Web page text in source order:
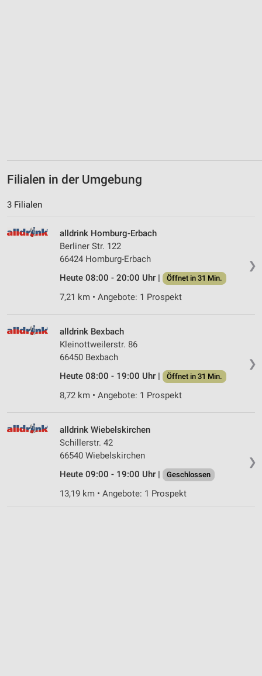
Filialen in der Umgebung
3 Filialen
❯
alldrink Homburg-Erbach
Berliner Str. 122
66424 Homburg-Erbach
Heute 08:00 - 20:00 Uhr |
Öffnet in 31 Min.
7,21 km • Angebote: 1 Prospekt
❯
alldrink Bexbach
Kleinottweilerstr. 86
66450 Bexbach
Heute 08:00 - 19:00 Uhr |
Öffnet in 31 Min.
8,72 km • Angebote: 1 Prospekt
❯
alldrink Wiebelskirchen
Schillerstr. 42
66540 Wiebelskirchen
Heute 09:00 - 19:00 Uhr |
Geschlossen
13,19 km • Angebote: 1 Prospekt
Kombinationen von Daten aus verschiedenen
Quellen
Entwicklung und Verbesserung der Angebote
Verwendung reduzierter Daten zur Auswahl von
Geräte anhand von aktiv angeforderten
Informationen identifizieren
Nicht-IAB-Verarbeitungszwecke:
Performance
Funktional